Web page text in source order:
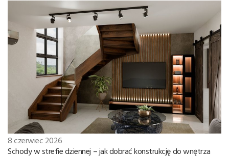
8 czerwiec 2026
Schody w strefie dziennej – jak dobrać konstrukcję do wnętrza